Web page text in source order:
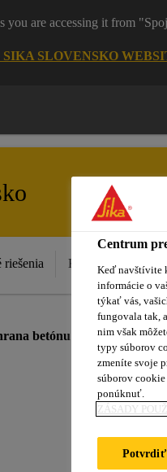
you are accessing it from
SIKA SLOVENSKO
riešenia Katalóg produktov
betónu Bazény
Centrum
Keď navštívite
informácie o
týkať vás,
fungovala tak,
nim však
typy súborov
zmeníte svoje
súborov
ponúknuť.
ZÁSADY